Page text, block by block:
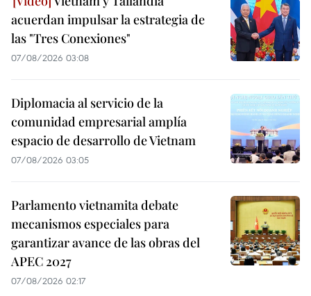
acuerdan impulsar la estrategia de
las "Tres Conexiones"
07/08/2026 03:08
Diplomacia al servicio de la
comunidad empresarial amplía
espacio de desarrollo de Vietnam
07/08/2026 03:05
Parlamento vietnamita debate
mecanismos especiales para
garantizar avance de las obras del
APEC 2027
07/08/2026 02:17